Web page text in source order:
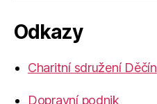
Odkazy
Charitní sdružení Děčín
Dopravní podnik